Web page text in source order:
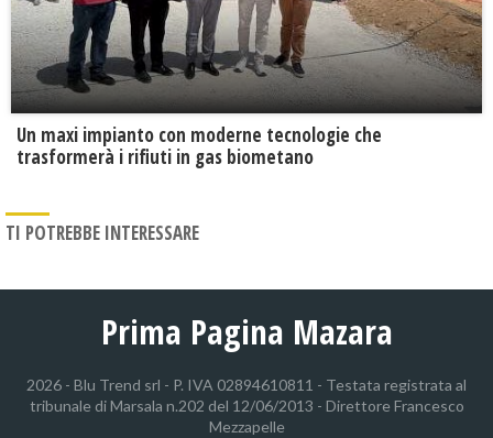
Un maxi impianto con moderne tecnologie che
trasformerà i rifiuti in gas biometano
TI POTREBBE INTERESSARE
Prima Pagina Mazara
2026 - Blu Trend srl - P. IVA 02894610811 - Testata registrata al
tribunale di Marsala n.202 del 12/06/2013 - Direttore Francesco
Mezzapelle